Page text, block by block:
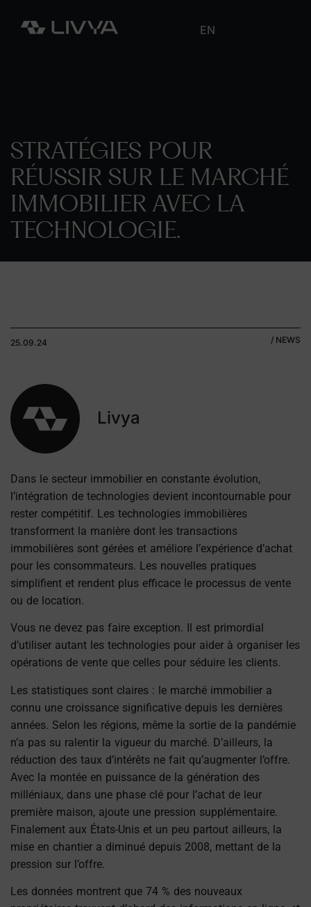
EN
STRATÉGIES POUR
RÉUSSIR SUR LE MARCHÉ
IMMOBILIER AVEC LA
TECHNOLOGIE.
25.09.24 / NEWS
Livya
Dans le secteur immobilier en constante évolution,
l’intégration de technologies devient incontournable pour
rester compétitif. Les technologies immobilières
transforment la manière dont les transactions
immobilières sont gérées et améliore l’expérience d’achat
pour les consommateurs. Les nouvelles pratiques
simplifient et rendent plus efficace le processus de vente
ou de location.
Vous ne devez pas faire exception. Il est primordial
d’utiliser autant les technologies pour aider à organiser les
opérations de vente que celles pour séduire les clients.
Les statistiques sont claires : le marché immobilier a
connu une croissance significative depuis les dernières
années. Selon les régions, même la sortie de la pandémie
n’a pas su ralentir la vigueur du marché. D’ailleurs, la
réduction des taux d’intérêts ne fait qu’augmenter l’offre.
Avec la montée en puissance de la génération des
milléniaux, dans une phase clé pour l’achat de leur
première maison, ajoute une pression supplémentaire.
Finalement aux États-Unis et un peu partout ailleurs, la
mise en chantier a diminué depuis 2008, mettant de la
pression sur l’offre.
Les données montrent que 74 % des nouveaux